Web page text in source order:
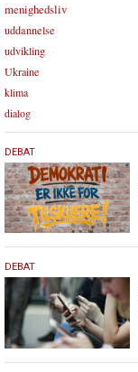
menighedsliv
uddannelse
udvikling
Ukraine
klima
dialog
18.
maj
2026
DEBAT
18.
maj
2026
DEBAT